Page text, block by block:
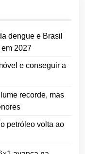
dengue e Brasil
2027
e conseguir a
recorde, mas
petróleo volta ao